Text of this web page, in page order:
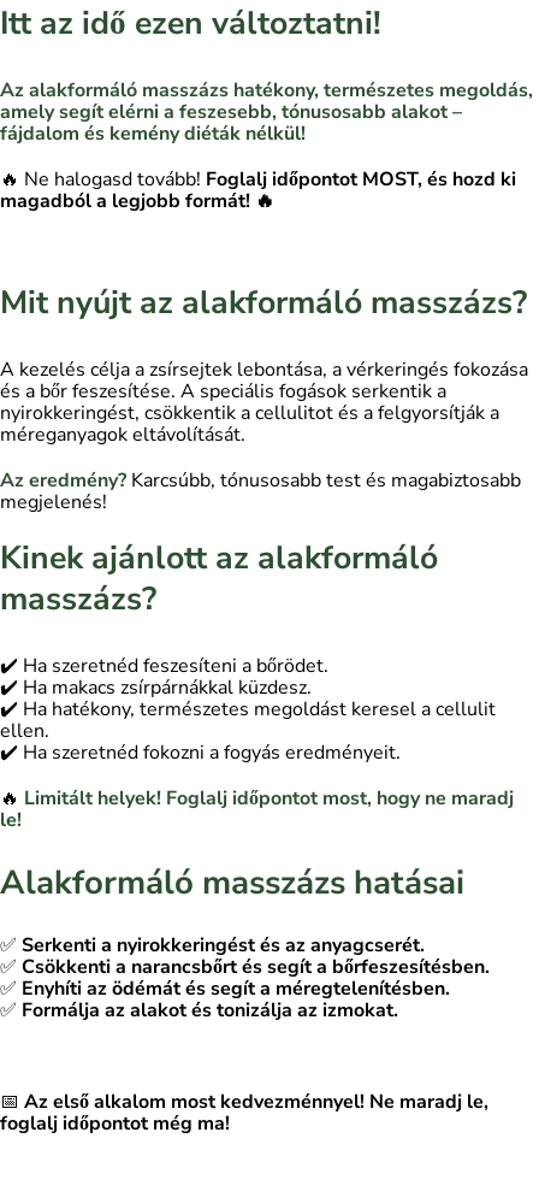
Itt az idő ezen változtatni!
Az alakformáló masszázs hatékony, természetes megoldás,
amely segít elérni a feszesebb, tónusosabb alakot –
fájdalom és kemény diéták nélkül!
🔥 Ne halogasd tovább! Foglalj időpontot MOST, és hozd ki
magadból a legjobb formát! 🔥
Mit nyújt az alakformáló masszázs?
A kezelés célja a zsírsejtek lebontása, a vérkeringés fokozása
és a bőr feszesítése. A speciális fogások serkentik a
nyirokkeringést, csökkentik a cellulitot és a felgyorsítják a
méreganyagok eltávolítását.
Az eredmény? Karcsúbb, tónusosabb test és magabiztosabb
megjelenés!
Kinek ajánlott az alakformáló
masszázs?
✔️ Ha szeretnéd feszesíteni a bőrödet.
✔️ Ha makacs zsírpárnákkal küzdesz.
✔️ Ha hatékony, természetes megoldást keresel a cellulit
ellen.
✔️ Ha szeretnéd fokozni a fogyás eredményeit.
🔥 Limitált helyek! Foglalj időpontot most, hogy ne maradj
le!
Alakformáló masszázs hatásai
✅ Serkenti a nyirokkeringést és az anyagcserét.
✅ Csökkenti a narancsbőrt és segít a bőrfeszesítésben.
✅ Enyhíti az ödémát és segít a méregtelenítésben.
✅ Formálja az alakot és tonizálja az izmokat.
📅 Az első alkalom most kedvezménnyel! Ne maradj le,
foglalj időpontot még ma!